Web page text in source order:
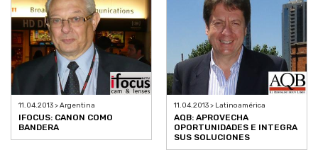
11.04.2013 > Argentina
IFOCUS: CANON COMO
BANDERA
11.04.2013 > Latinoamérica
AQB: APROVECHA
OPORTUNIDADES E INTEGRA
SUS SOLUCIONES